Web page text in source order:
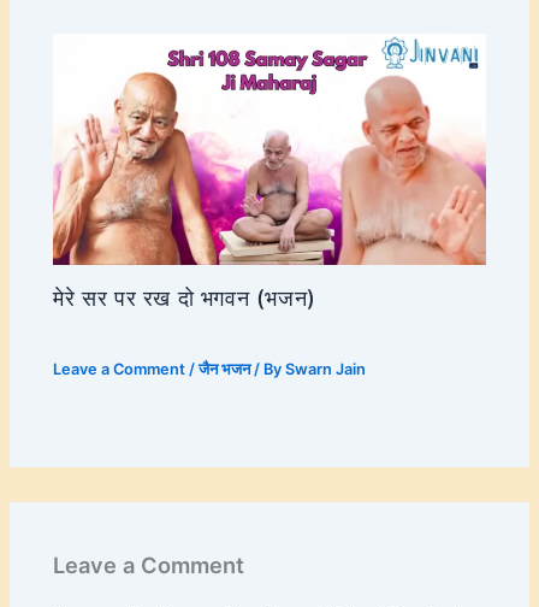
मेरे सर पर रख दो भगवन (भजन)
Leave a Comment /जैन भजन/ BySwarn Jain
Leave a Comment